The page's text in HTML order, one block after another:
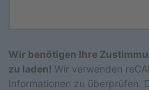
Wir benötigen Ihre
zu laden! Wir verwenden
Informationen zu überprüfen.